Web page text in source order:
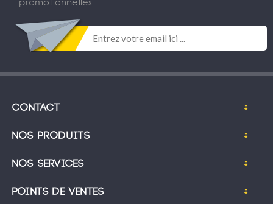
Contact
Nos produits
Nos services
Points de ventes